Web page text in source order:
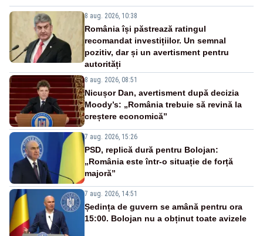
8 aug. 2026, 10:38
România își păstrează ratingul
recomandat investițiilor. Un semnal
pozitiv, dar și un avertisment pentru
autorități
8 aug. 2026, 08:51
Nicușor Dan, avertisment după decizia
Moody’s: „România trebuie să revină la
creștere economică”
7 aug. 2026, 15:26
PSD, replică dură pentru Bolojan:
„România este într-o situație de forță
majoră”
7 aug. 2026, 14:51
Ședința de guvern se amână pentru ora
15:00. Bolojan nu a obținut toate avizele